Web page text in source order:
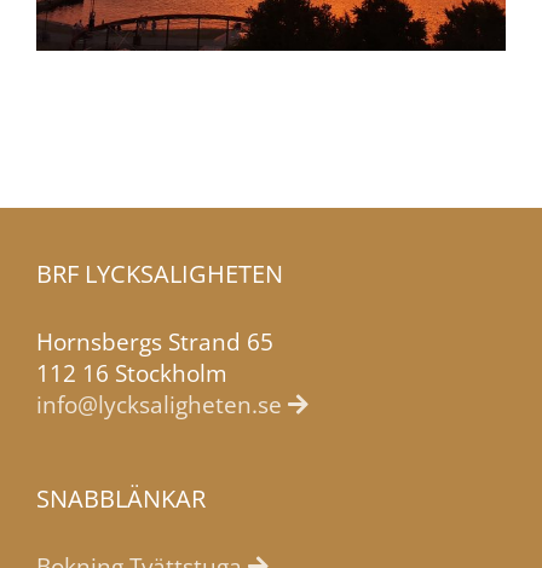
BRF LYCKSALIGHETEN
Hornsbergs Strand 65
112 16 Stockholm
info@lycksaligheten.se
SNABBLÄNKAR